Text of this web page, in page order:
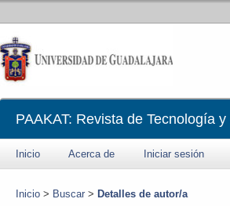
PAAKAT: Revista de Tecnología y
Inicio Acerca de Iniciar sesión
Inicio > Buscar > Detalles de autor/a